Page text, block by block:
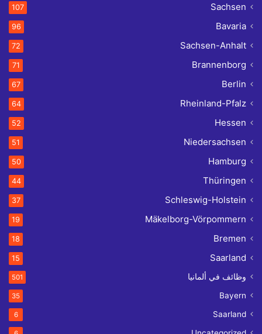
Sachsen
107
Bavaria
96
Sachsen-Anhalt
72
Brannenborg
71
Berlin
67
Rheinland-Pfalz
64
Hessen
52
Niedersachsen
51
Hamburg
50
Thüringen
44
Schleswig-Holstein
37
Mäkelborg-Vörpommern
19
Bremen
18
Saarland
15
وظائف في ألمانيا 501
Bayern
35
Saarland
6